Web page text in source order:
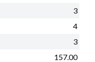
3
4
3
157.00